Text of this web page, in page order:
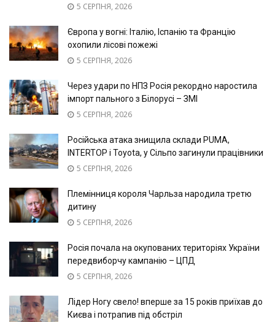
5 СЕРПНЯ, 2026
Європа у вогні: Італію, Іспанію та Францію
охопили лісові пожежі
5 СЕРПНЯ, 2026
Через удари по НПЗ Росія рекордно наростила
імпорт пального з Білорусі – ЗМІ
5 СЕРПНЯ, 2026
Російська атака знищила склади PUMA,
INTERTOP і Toyota, у Сільпо загинули працівники
5 СЕРПНЯ, 2026
Племінниця короля Чарльза народила третю
дитину
5 СЕРПНЯ, 2026
Росія почала на окупованих територіях України
передвиборчу кампанію – ЦПД
5 СЕРПНЯ, 2026
Лідер Ногу свело! вперше за 15 років приїхав до
Києва і потрапив під обстріл